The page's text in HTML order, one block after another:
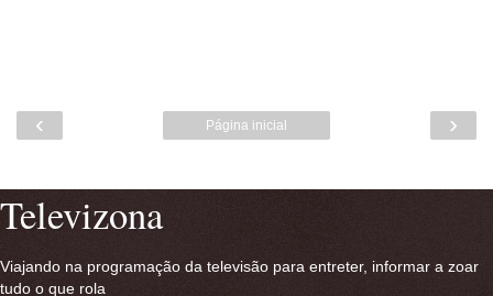
‹ ›
Página inicial
Televizona
Viajando na programação da televisão para entreter, informar a zoar
tudo o que rola